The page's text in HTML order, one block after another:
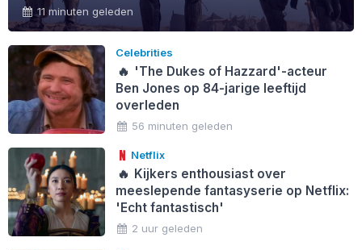
11 minuten geleden
Celebrities
🔥 'The Dukes of Hazzard'-acteur
Ben Jones op 84-jarige leeftijd
overleden
56 minuten geleden
Netflix
🔥 Kijkers enthousiast over
meeslepende fantasyserie op Netflix:
'Echt fantastisch'
2 uur geleden